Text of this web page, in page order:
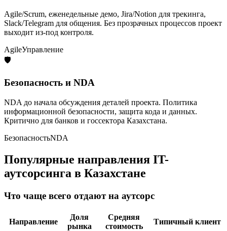
Agile/Scrum, еженедельные демо, Jira/Notion для трекинга,
Slack/Telegram для общения. Без прозрачных процессов проект
выходит из-под контроля.
AgileУправление
🛡️
Безопасность и NDA
NDA до начала обсуждения деталей проекта. Политика
информационной безопасности, защита кода и данных.
Критично для банков и госсектора Казахстана.
БезопасностьNDA
Популярные направления IT-
аутсорсинга в Казахстане
Что чаще всего отдают на аутсорс
Направление
Доля
рынка
Средняя
стоимость
Типичный клиент